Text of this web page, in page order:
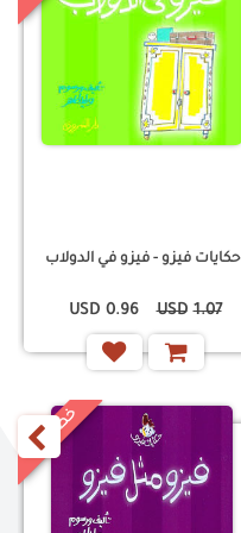
حكايات فيزو - فيزو في الدولاب
1.07
USD
0.96
USD
خ
ص
م
1
0%
‹